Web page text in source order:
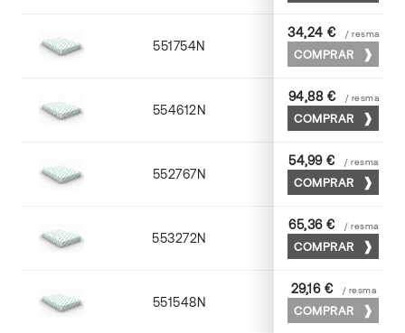
551754N 52 x 70
34,24 € / resma
COMPRAR
554612N 72 x 102
94,88 € / resma
COMPRAR
552767N 65 x 90
54,99 € / resma
COMPRAR
553272N 70 x 100
65,36 € / resma
COMPRAR
551548N 45 x 64
29,16 € / resma
COMPRAR